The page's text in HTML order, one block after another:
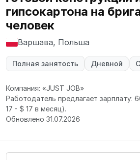
гипсокартона на
человек
Варшава, Польша
Полная занятость Дневной
Компания: «JUST JOB»
Работодатель предлагает зарплату:
17 - $ 17 в месяц).
Обновлено 31.07.2026